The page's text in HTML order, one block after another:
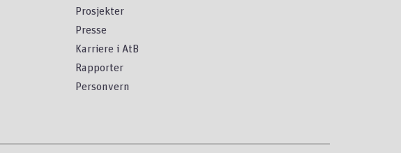
Prosjekter
Presse
Karriere i AtB
Rapporter
Personvern